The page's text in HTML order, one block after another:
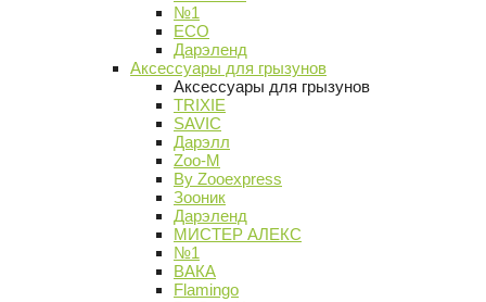
№1
ECO
Дарэленд
Аксессуары для грызунов
Аксессуары для грызунов
TRIXIE
SAVIC
Дарэлл
Zoo-M
By Zooexpress
Зооник
Дарэленд
МИСТЕР АЛЕКС
№1
ВАКА
Flamingo